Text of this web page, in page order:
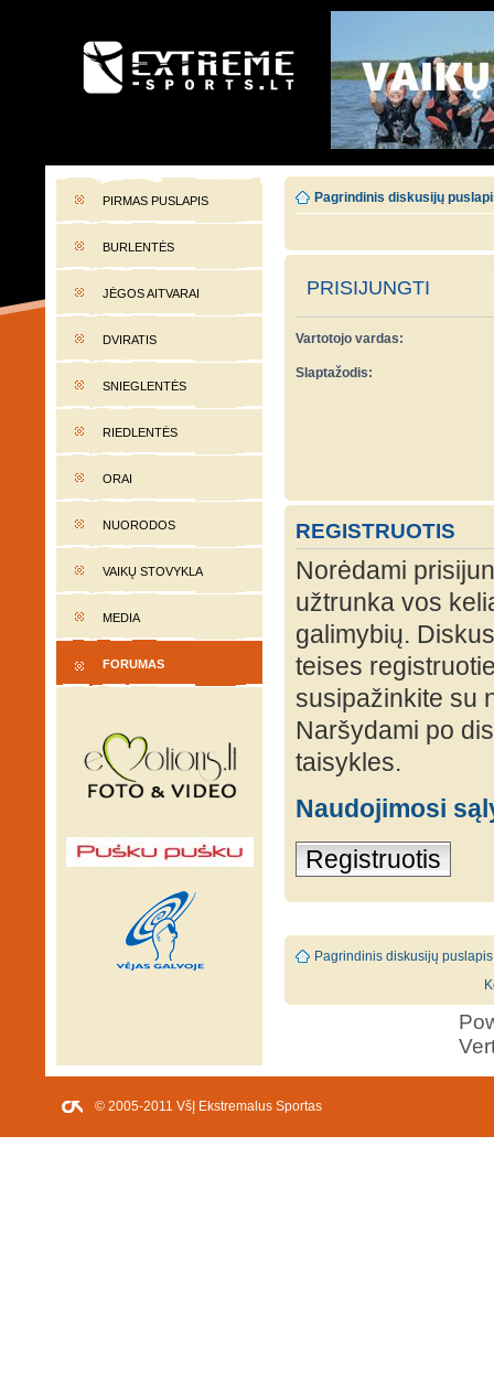
EXTREME-SPORTS.LT
PIRMAS PUSLAPIS
BURLENTĖS
JĖGOS AITVARAI
DVIRATIS
SNIEGLENTĖS
RIEDLENTĖS
ORAI
NUORODOS
VAIKŲ STOVYKLA
MEDIA
FORUMAS
Pagrindinis diskusijų
PRISIJUNGTI
Vartotojo vardas:
Slaptažodis:
REGISTRUOTIS
Norėdami
užtrunka vos
galimybių.
teises
susipažinkite su
Naršydami po
taisykles.
Naudojimosi
Registruotis
Pagrindinis diskusijų puslapis
© 2005-2011 VšĮ Ekstremalus Sportas